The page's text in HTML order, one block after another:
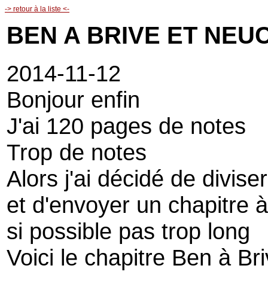
-> retour à la liste <-
BEN A BRIVE ET
2014-11-12
Bonjour enfin
J'ai 120 pages de notes
Trop de notes
Alors j'ai décidé de
et d'envoyer un chapitre
si possible pas trop long
Voici le chapitre Ben à